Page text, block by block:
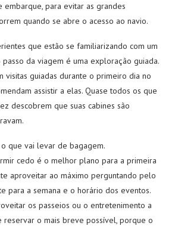
para evitar as grandes
quando se abre o acesso ao navio.
que estão se familiarizando com um
da viagem é uma exploração guiada.
visitas guiadas durante o primeiro dia no
assistir a elas. Quase todos os que
descobrem que suas cabines são
que vai levar de bagagem.
cedo é o melhor plano para a primeira
aproveitar ao máximo perguntando pelo
para a semana e o horário dos eventos.
os passeios ou o entretenimento a
reservar o mais breve possível, porque o